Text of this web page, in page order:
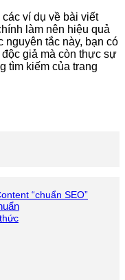
ví dụ về bài viết
làm nên hiệu quả
nguyên tắc này, bạn có
giả mà còn thực sự
tìm kiếm của trang
“chuẩn SEO”